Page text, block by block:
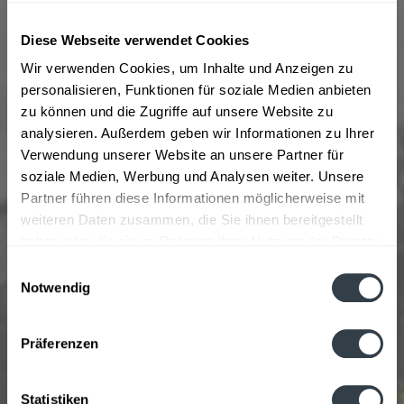
Diese Webseite verwendet Cookies
Wir verwenden Cookies, um Inhalte und Anzeigen zu
personalisieren, Funktionen für soziale Medien anbieten
zu können und die Zugriffe auf unsere Website zu
analysieren. Außerdem geben wir Informationen zu Ihrer
Verwendung unserer Website an unsere Partner für
soziale Medien, Werbung und Analysen weiter. Unsere
Partner führen diese Informationen möglicherweise mit
weiteren Daten zusammen, die Sie ihnen bereitgestellt
Notwendig
Präferenzen
Statistiken
eigentlich keine leckere Limonade mit Maracuja? Wo doch
jeder diese Frucht liebt - und einem
Kindheitserinnnerungen von Split-Eis und Freibad ganz
warm ums Herz lassen werden. Nun seit...
Inhalt6.6 Liter(6,06 € * / 1 Liter)
39,99 € *
MEHRWEG
+6,50 € Pfand
Jetzt bestellen